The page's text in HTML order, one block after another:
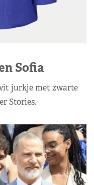
Sofia
jurkje met zwarte
Stories.